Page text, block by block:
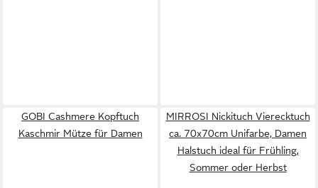
GOBI Cashmere Kopftuch
Kaschmir Mütze für Damen
MIRROSI Nickituch Vierecktuch
ca. 70x70cm Unifarbe, Damen
Halstuch ideal für Frühling,
Sommer oder Herbst